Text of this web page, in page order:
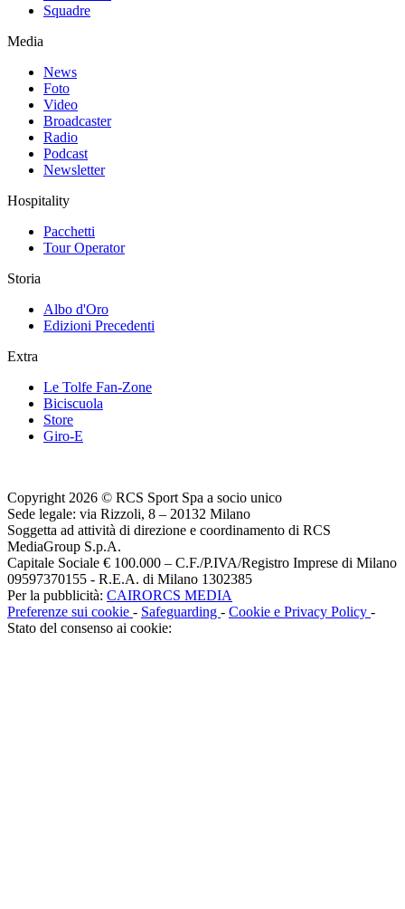
Squadre
Media
News
Foto
Video
Broadcaster
Radio
Podcast
Newsletter
Hospitality
Pacchetti
Tour Operator
Storia
Albo d'Oro
Edizioni Precedenti
Extra
Le Tolfe Fan-Zone
Biciscuola
Store
Giro-E
Copyright 2026 © RCS Sport Spa a socio unico
Sede legale: via Rizzoli, 8 – 20132 Milano
Soggetta ad attività di direzione e coordinamento di RCS
MediaGroup S.p.A.
Capitale Sociale € 100.000 – C.F./P.IVA/Registro Imprese di Milano
09597370155 - R.E.A. di Milano 1302385
Per la pubblicità: CAIRORCS MEDIA
Preferenze sui cookie - Safeguarding - Cookie e Privacy Policy -
Stato del consenso ai cookie: